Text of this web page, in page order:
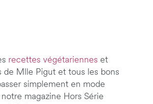
recettes végétariennes et
de Mlle Pigut et tous les bons
simplement en mode
magazine Hors Série